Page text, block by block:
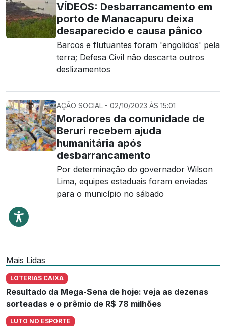
VÍDEOS: Desbarrancamento em
porto de Manacapuru deixa
desaparecido e causa pânico
Barcos e flutuantes foram 'engolidos' pela
terra; Defesa Civil não descarta outros
deslizamentos
AÇÃO SOCIAL - 02/10/2023 ÀS 15:01
Moradores da comunidade de
Beruri recebem ajuda
humanitária após
desbarrancamento
Por determinação do governador Wilson
Lima, equipes estaduais foram enviadas
para o município no sábado
Mais Lidas
LOTERIAS CAIXA
Resultado da Mega-Sena de hoje: veja as dezenas
sorteadas e o prêmio de R$ 78 milhões
LUTO NO ESPORTE